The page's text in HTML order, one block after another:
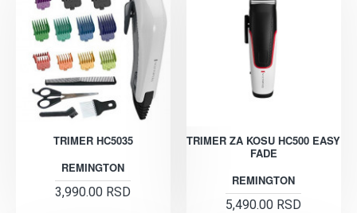
TRIMER HC5035
REMINGTON
3,990.00 RSD
TRIMER ZA KOSU HC500 EASY
FADE
REMINGTON
5,490.00 RSD